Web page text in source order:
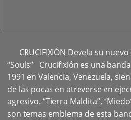
CRUCIFIXIÓN Devela su
“Souls” Crucifixión es una
1991 en Valencia, Venezuela,
de las pocas en atreverse en
agresivo. “Tierra Maldita”,
son temas emblema de esta
+